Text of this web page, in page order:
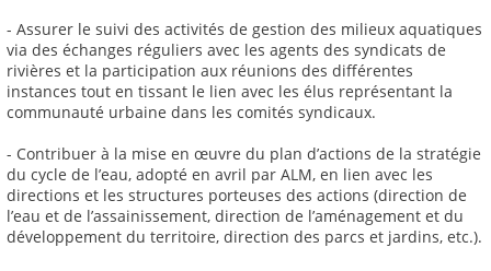
- Assurer le suivi des activités de gestion des milieux aquatiques
via des échanges réguliers avec les agents des syndicats de
rivières et la participation aux réunions des différentes
instances tout en tissant le lien avec les élus représentant la
communauté urbaine dans les comités syndicaux.
- Contribuer à la mise en œuvre du plan d’actions de la stratégie
du cycle de l’eau, adopté en avril par ALM, en lien avec les
directions et les structures porteuses des actions (direction de
l’eau et de l’assainissement, direction de l’aménagement et du
développement du territoire, direction des parcs et jardins, etc.).